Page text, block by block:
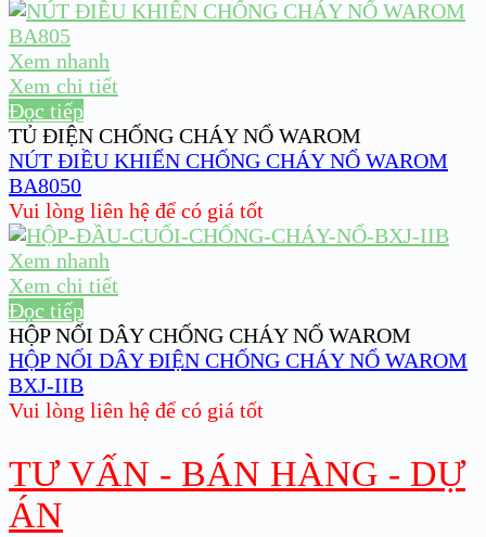
Xem nhanh
Xem chi tiết
Đọc tiếp
TỦ ĐIỆN CHỐNG CHÁY NỔ WAROM
NÚT ĐIỀU KHIỂN CHỐNG CHÁY NỔ WAROM
BA8050
Vui lòng liên hệ để có giá tốt
Xem nhanh
Xem chi tiết
Đọc tiếp
HỘP NỐI DÂY CHỐNG CHÁY NỔ WAROM
HỘP NỐI DÂY ĐIỆN CHỐNG CHÁY NỔ WAROM
BXJ-IIB
Vui lòng liên hệ để có giá tốt
TƯ VẤN - BÁN HÀNG - DỰ
ÁN